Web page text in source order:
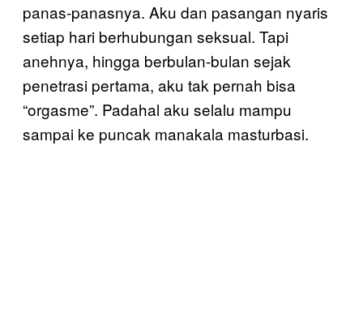
panas-panasnya. Aku dan pasangan nyaris
setiap hari berhubungan seksual. Tapi
anehnya, hingga berbulan-bulan sejak
penetrasi pertama, aku tak pernah bisa
“orgasme”. Padahal aku selalu mampu
sampai ke puncak manakala masturbasi.